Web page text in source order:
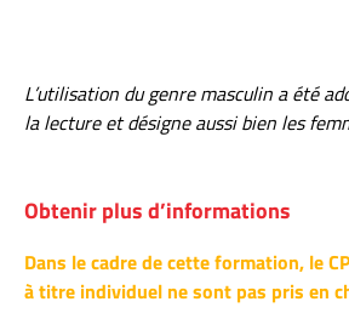
L’utilisation du genre masculin a été
la lecture et désigne aussi bien les
Obtenir plus d’informations
Dans le cadre de cette formation, le
à titre individuel ne sont pas pris en